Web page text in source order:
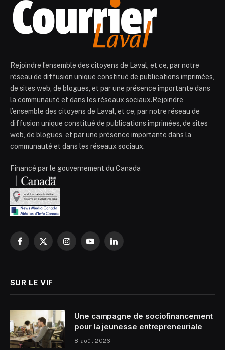
Rejoindre l’ensemble des citoyens de Laval, et ce, par notre
réseau de diffusion unique constitué de publications imprimées,
de sites web, de blogues, et par une présence importante dans
la communauté et dans les réseaux sociaux.Rejoindre
l’ensemble des citoyens de Laval, et ce, par notre réseau de
diffusion unique constitué de publications imprimées, de sites
web, de blogues, et par une présence importante dans la
communauté et dans les réseaux sociaux.
Financé par le gouvernement du Canada
Facebook
X
InstagramYouTubeLinkedIn
SUR LE VIF
Une campagne de sociofinancement
pour la jeunesse entrepreneuriale
8 août 2026